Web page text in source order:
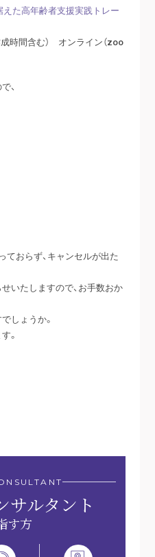
えた高年齢者支援実践トレー
時間含む） オンライン（zoo
、
ておらず、キャンセルが出た
いたしますので、お手数おか
しょうか。
。
サルタント
す方